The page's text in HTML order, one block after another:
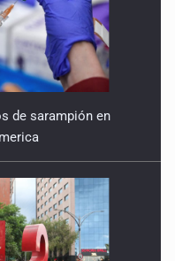
de sarampión en